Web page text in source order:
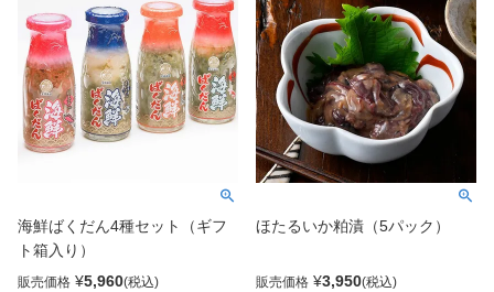
だく分だけ解凍、調理が可能
で、冷凍庫での保管にも便利で
す。ご飯のおともだけでなく、
お酒の肴、おにぎりの具や出汁
をかけてお茶漬けとしても美味
しくお召し上がりいただけま
す。
小骨がなくやわらかいため、お
年寄りの方からお子様まで安心
してお召し上がりいただける商
品です。地元の給食で使用され
ており、子ども達ににも人気で
す。
海鮮ばくだん4種セット（ギフ
ト箱入り）
販売価格 ¥5,960
ほたるいか粕漬（5パック）
販売価格 ¥3,950